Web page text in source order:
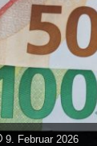
9. Februar 2026